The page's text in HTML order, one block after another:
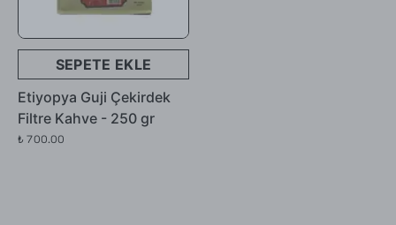
SEPETE EKLE
Etiyopya Guji Çekirdek
Filtre Kahve - 250 gr
₺ 700.00